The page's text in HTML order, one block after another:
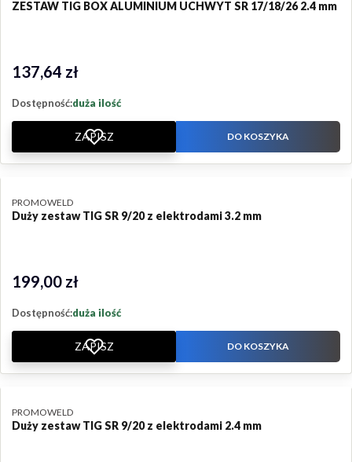
ZESTAW TIG BOX ALUMINIUM UCHWYT SR 17/18/26 2.4 mm
Cena
137,64 zł
Dostępność:duża ilość
ZAPISZ DO KOSZYKA
Duży zestaw TIG SR 9/20 z elektrodami 3.2 mm
PRODUCENT
PROMOWELD
Cena
199,00 zł
Dostępność:duża ilość
ZAPISZ DO KOSZYKA
Duży zestaw TIG SR 9/20 z elektrodami 2.4 mm
PRODUCENT
PROMOWELD